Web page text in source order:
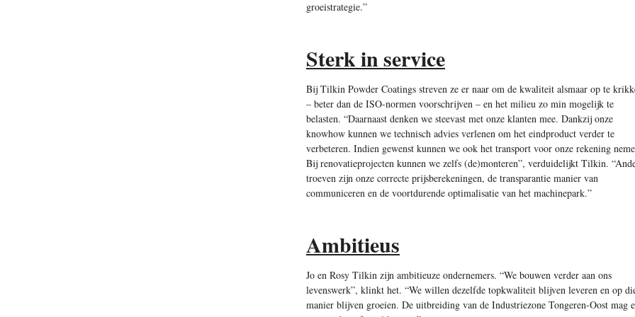
groeistrategie.”
Sterk in service
Bij Tilkin Powder Coatings streven ze er naar om de kwaliteit alsmaar op te
– beter dan de ISO-normen voorschrijven – en het milieu zo min mogelijk te
belasten. “Daarnaast denken we steevast met onze klanten mee. Dankzij onze
knowhow kunnen we technisch advies verlenen om het eindproduct verder te
verbeteren. Indien gewenst kunnen we ook het transport voor onze rekening
Bij renovatieprojecten kunnen we zelfs (de)monteren”, verduidelijkt Tilkin.
troeven zijn onze correcte prijsberekeningen, de transparantie manier van
communiceren en de voortdurende optimalisatie van het machinepark.”
Ambitieus
Jo en Rosy Tilkin zijn ambitieuze ondernemers. “We bouwen verder aan ons
levenswerk”, klinkt het. “We willen dezelfde topkwaliteit blijven leveren en op
manier blijven groeien. De uitbreiding van de Industriezone Tongeren-Oost mag